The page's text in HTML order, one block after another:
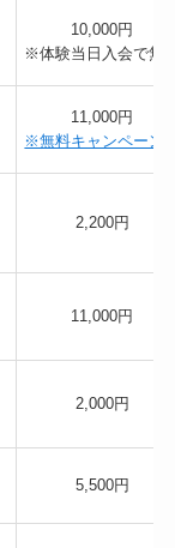
10,000円
※体験当日入会で無
11,000円
※無料キャンペーン
2,200円
11,000円
2,000円
5,500円